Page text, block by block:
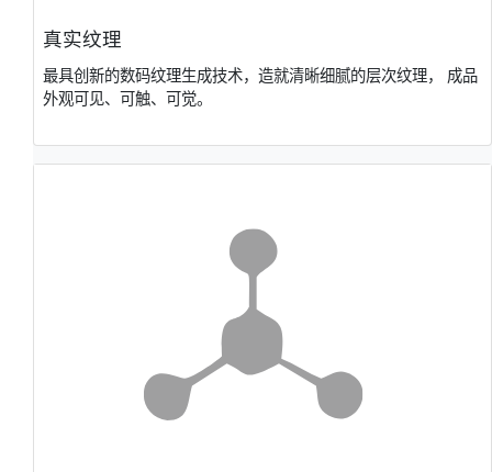
真实纹理
最具创新的数码纹理⽣成技术，造就清晰细腻的层次纹理， 成品
外观可⻅、可触、可觉。